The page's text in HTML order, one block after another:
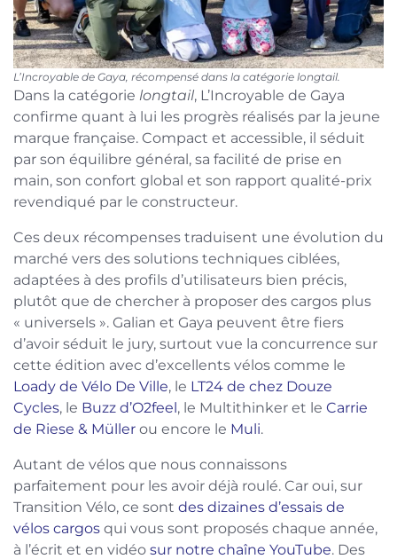
L’Incroyable de Gaya, récompensé dans la catégorie longtail
Dans la catégorie longtail, L’Incroyable de Gaya
confirme quant à lui les progrès réalisés par la jeune
marque française. Compact et accessible, il séduit
par son équilibre général, sa facilité de prise en
main, son confort global et son rapport qualité-prix
revendiqué par le constructeur.
Ces deux récompenses traduisent une évolution du
marché vers des solutions techniques ciblées,
adaptées à des profils d’utilisateurs bien précis,
plutôt que de chercher à proposer des cargos plus
« universels ». Galian et Gaya peuvent être fiers
d’avoir séduit le jury, surtout vue la concurrence sur
cette édition avec d’excellents vélos comme le
Loady de Vélo De Ville, le LT24 de chez Douze
Cycles, le Buzz d’O2feel, le Multithinker et le Carrie
de Riese & Müller ou encore le Muli.
Autant de vélos que nous connaissons
parfaitement pour les avoir déjà roulé. Car oui, sur
Transition Vélo, ce sont des dizaines d’essais de
vélos cargos qui vous sont proposés chaque année,
à l’écrit et en vidéo sur notre chaîne YouTube. Des